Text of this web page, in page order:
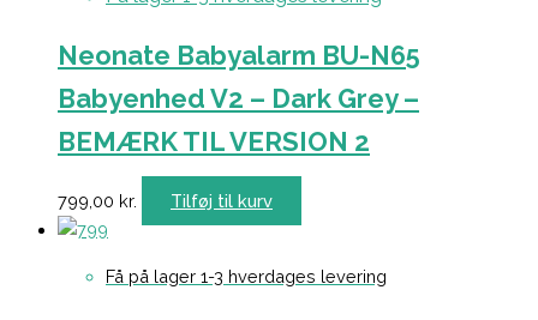
Neonate Babyalarm BU-N65
Babyenhed V2 – Dark Grey –
BEMÆRK TIL VERSION 2
799,00 kr. Tilføj til kurv
Få på lager 1-3 hverdages levering